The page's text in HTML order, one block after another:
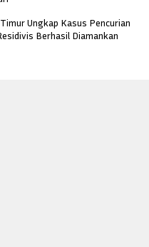
Ungkap Kasus Pencurian
Berhasil Diamankan